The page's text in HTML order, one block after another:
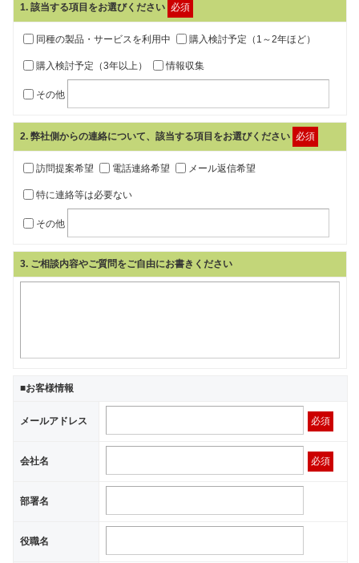
1. 該当する項目をお選びください 必須
同種の製品・サービスを利用中 購入検討予定（1～2年ほど）
購入検討予定（3年以上） 情報収集
その他
2. 弊社側からの連絡について、該当する項目をお選びください 必須
訪問提案希望 電話連絡希望 メール返信希望
特に連絡等は必要ない
その他
3. ご相談内容やご質問をご自由にお書きください
■お客様情報
メールアドレス 必須
会社名 必須
部署名
役職名